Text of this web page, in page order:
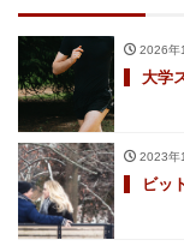
2026年
大学
2023年
ビッ